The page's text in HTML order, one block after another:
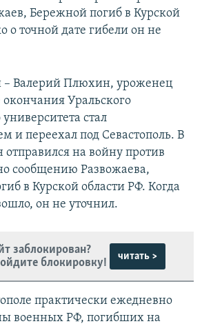
Бережной погиб в Курской
о точной дате гибели он не
– Валерий Плюхин, уроженец
Уральского
стал
и переехал под Севастополь. В
отправился на войну против
сообщению Развожаева,
в Курской области РФ. Когда
он не уточнил.
заблокирован?
блокировку!
читать >
практически ежедневно
военных РФ, погибших на